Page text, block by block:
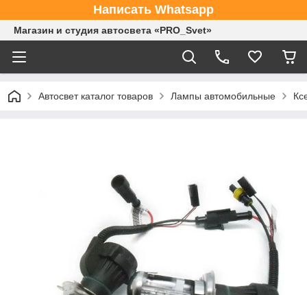
Написать Whatsapp
Магазин и студия автосвета «PRO_Svet»
Автосвет каталог товаров Лампы автомобильные